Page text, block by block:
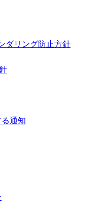
ダリング防止方針
通知